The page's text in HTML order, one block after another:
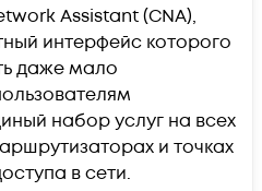
Assistant (CNA),
интерфейс которого
даже мало
набор услуг на всех
и точках
в сети.